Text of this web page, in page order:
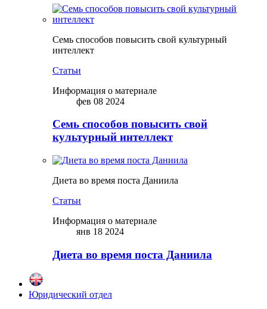
Семь способов повысить свой культурный
интеллект
Статьи
Информация о материале
фев 08 2024
Семь способов повысить свой
культурный интеллект
Диета во время поста Даниила
Статьи
Информация о материале
янв 18 2024
Диета во время поста Даниила
Юридический отдел